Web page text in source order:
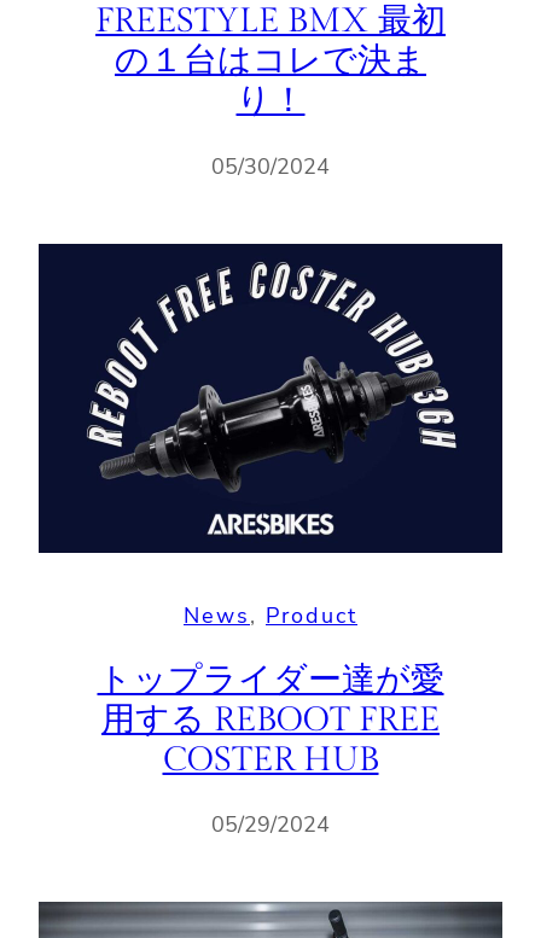
FREESTYLE BMX 最初
の１台はコレで決ま
り！
05/30/2024
News, Product
トップライダー達が愛
用する REBOOT FREE
COSTER HUB
05/29/2024